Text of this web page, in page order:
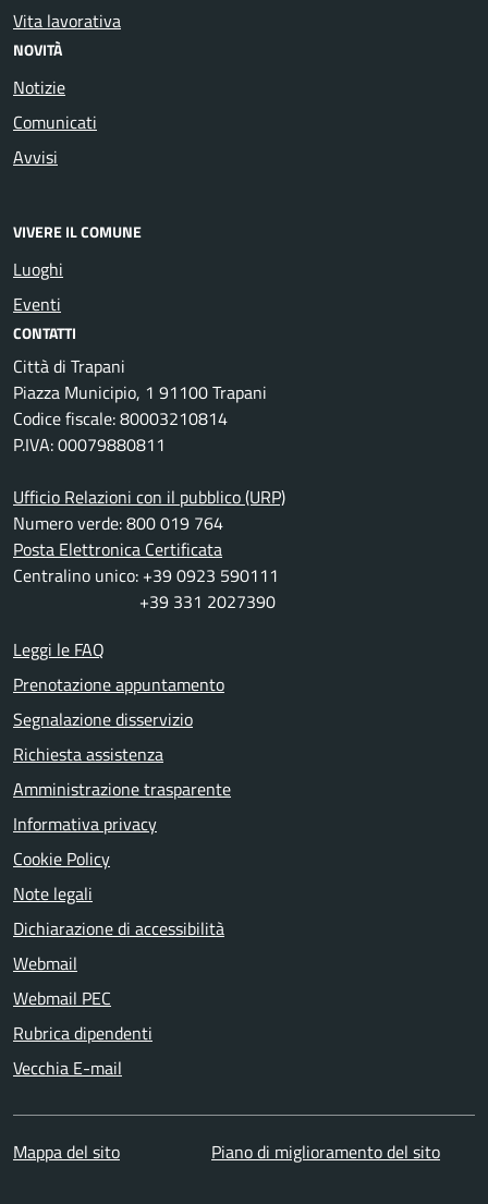
Vita lavorativa
NOVITÀ
Notizie
Comunicati
Avvisi
VIVERE IL COMUNE
Luoghi
Eventi
CONTATTI
Città di Trapani
Piazza Municipio, 1 91100 Trapani
Codice fiscale: 80003210814
P.IVA: 00079880811
Ufficio Relazioni con il pubblico (URP)
Numero verde: 800 019 764
Posta Elettronica Certificata
Centralino unico: +39 0923 590111
+39 331 2027390
Leggi le FAQ
Prenotazione appuntamento
Segnalazione disservizio
Richiesta assistenza
Amministrazione trasparente
Informativa privacy
Cookie Policy
Note legali
Dichiarazione di accessibilità
Webmail
Webmail PEC
Rubrica dipendenti
Vecchia E-mail
Mappa del sito Piano di miglioramento del sito